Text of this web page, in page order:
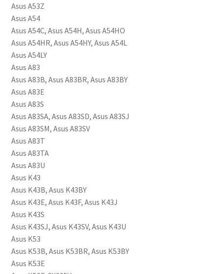
Asus A53Z
Asus A54
Asus A54C, Asus A54H, Asus A54HO
Asus A54HR, Asus A54HY, Asus A54L
Asus A54LY
Asus A83
Asus A83B, Asus A83BR, Asus A83BY
Asus A83E
Asus A83S
Asus A83SA, Asus A83SD, Asus A83SJ
Asus A83SM, Asus A83SV
Asus A83T
Asus A83TA
Asus A83U
Asus K43
Asus K43B, Asus K43BY
Asus K43E, Asus K43F, Asus K43J
Asus K43S
Asus K43SJ, Asus K43SV, Asus K43U
Asus K53
Asus K53B, Asus K53BR, Asus K53BY
Asus K53E